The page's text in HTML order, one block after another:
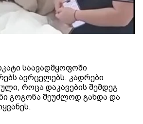
საავადმყოფოში
ავრცელებს. კადრები
როცა დაკავების შემდეგ
გოგონა შეუძლოდ გახდა და